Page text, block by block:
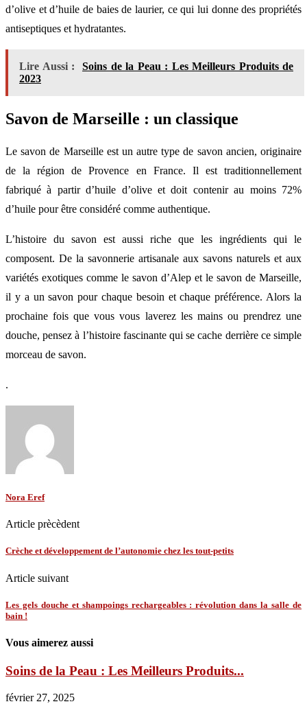
d’olive et d’huile de baies de laurier, ce qui lui donne des propriétés
antiseptiques et hydratantes.
Lire Aussi :
Soins de la Peau : Les Meilleurs Produits de
2023
Savon de Marseille : un classique
Le savon de Marseille est un autre type de savon ancien, originaire
de la région de Provence en France. Il est traditionnellement
fabriqué à partir d’huile d’olive et doit contenir au moins 72%
d’huile pour être considéré comme authentique.
L’histoire du savon est aussi riche que les ingrédients qui le
composent. De la savonnerie artisanale aux savons naturels et aux
variétés exotiques comme le savon d’Alep et le savon de Marseille,
il y a un savon pour chaque besoin et chaque préférence. Alors la
prochaine fois que vous vous laverez les mains ou prendrez une
douche, pensez à l’histoire fascinante qui se cache derrière ce simple
morceau de savon.
.
Nora Eref
Article prècèdent
Crèche et développement de l’autonomie chez les tout-petits
Article suivant
Les gels douche et shampoings rechargeables : révolution dans la salle de
bain !
Vous aimerez aussi
Soins de la Peau : Les Meilleurs Produits...
février 27, 2025